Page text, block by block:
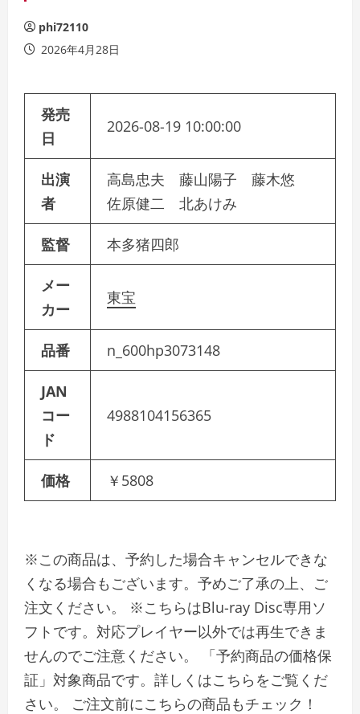
phi72110
2026年4月28日
発売
日
2026-08-19 10:00:00
出演
者
高島忠夫 藤山陽子 藤木悠
佐原健二 北あけみ
監督 本多猪四郎
メー
カー
東宝
品番 n_600hp3073148
JAN
コー
ド
4988104156365
価格 ￥5808
※この商品は、予約した場合キャンセルできな
くなる場合もございます。予めご了承の上、ご
注文ください。 ※こちらはBlu-ray Disc専用ソ
フトです。対応プレイヤー以外では再生できま
せんのでご注意ください。 「予約商品の価格保
証」対象商品です。詳しくはこちらをご覧くだ
さい。 ご注文前にこちらの商品もチェック！